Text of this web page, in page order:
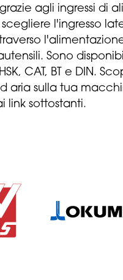
agli ingressi di
l'ingresso
Sono
CAT, BT e DIN.
aria sulla tua
link sottostanti.